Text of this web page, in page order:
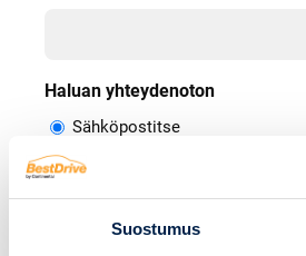
Suostumus
Haluan yhteydenoton
Sähköpostitse
Jättämällä yhteystietosi
tallentamisen ja käytön